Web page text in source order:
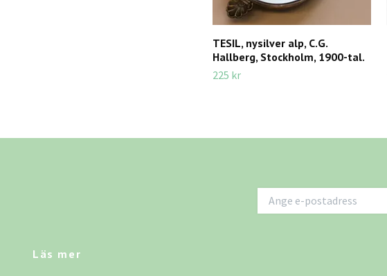
TESIL, nysilver alp, C.G.
Hallberg, Stockholm, 1900-tal.
225 kr
Läs mer